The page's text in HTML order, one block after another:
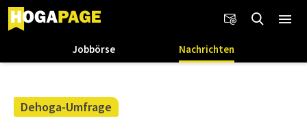
Jobbörse Nachrichten
Dehoga-Umfrage